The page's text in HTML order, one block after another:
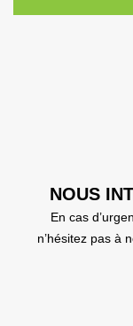
NOUS
En cas
n’hésitez pas à